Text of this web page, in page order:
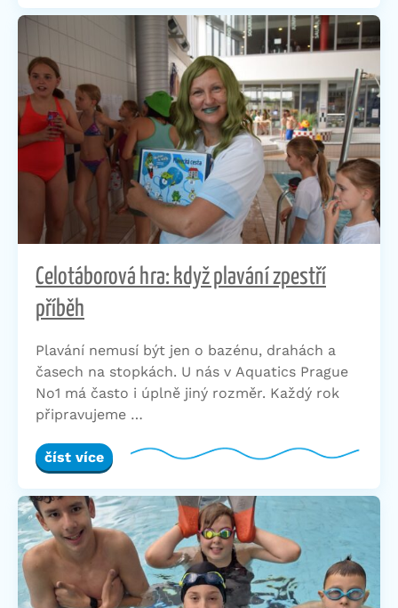
Celotáborová hra: když plavání zpestří
příběh
Plavání nemusí být jen o bazénu, drahách a
časech na stopkách. U nás v Aquatics Prague
No1 má často i úplně jiný rozměr. Každý rok
připravujeme …
číst více